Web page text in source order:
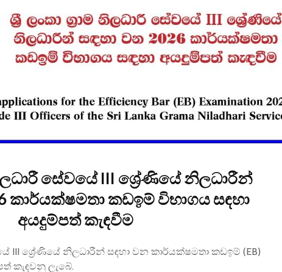
නිලධාරී සේවයේ III ශ්‍රේණියේ නිලධාරීන්
කාර්යක්ෂමතා කඩඉම් විභාගය සඳහා
අයදුම්පත් කැඳවීම
III ශ්‍රේණියේ නිලධාරීන් සඳහා වන කාර්යක්ෂමතා කඩඉම් (EB)
කැඳවනු ලැබේ.
2025 (2026) අ.පො.ස.
උසස් පෙළ විභාග
ප්‍රතිඵල නිකුත් කෙරේ
ඇපල්
මෙතෙක්
මැක්බුක්